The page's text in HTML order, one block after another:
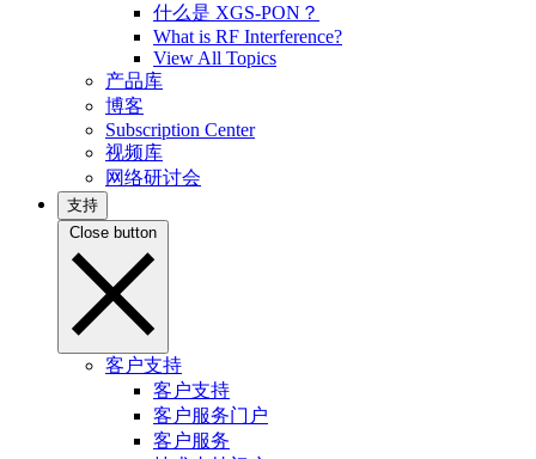
什么是 XGS-PON？
What is RF Interference?
View All Topics
产品库
博客
Subscription Center
视频库
网络研讨会
支持
Close button
客户支持
客户支持
客户服务门户
客户服务